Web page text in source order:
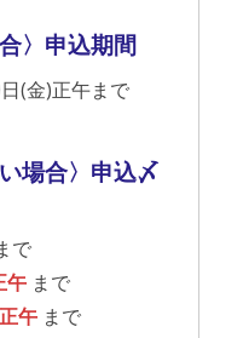
〉申込期間
(金)正午まで
場合〉申込〆
で
午 まで
午 まで